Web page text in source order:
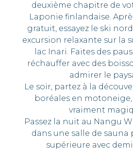
deuxième chapitre de
Laponie finlandaise.
gratuit, essayez le ski
excursion relaxante sur la
lac Inari. Faites des
réchauffer avec des
admirer le
Le soir, partez à la
boréales en
vraiment
Passez la nuit au Nangu
dans une salle de
supérieure avec